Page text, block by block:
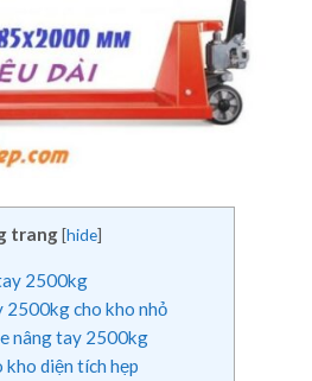
trang [hide]
2500kg
2500kg cho kho nhỏ
nâng tay 2500kg
kho diện tích hẹp